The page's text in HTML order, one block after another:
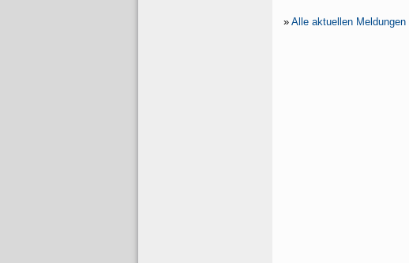
» Alle aktuellen Meldungen